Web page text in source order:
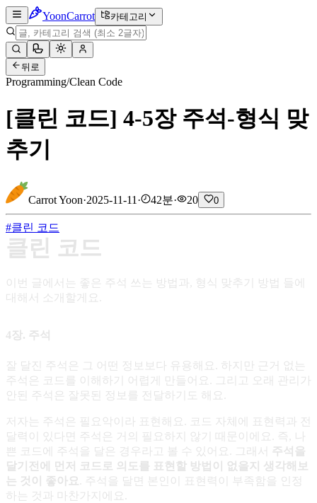
YoonCarrot 카테고리
뒤로
Programming/Clean Code
[클린 코드] 4-5장 주석-형식 맞
추기
Carrot Yoon·2025-11-11 · 42분· 20 0
#클린 코드
클린 코드
이번 글에서는 좋은 주석 쓰는 방법과, 형식 맞추기 방법 들에
대해서 소개할게요.
4장. 주석
잘 달진 주석은 그 어떤 정보보다 유용해요. 하지만 근거 없는
주석은 코드를 이해하기 어렵게 만들어요. 그리고 오래 관리가
안된 주석은 잘못된 정보를 전달하기도 해요.
저자는 주석은 필요악이라 표현해요. 코드 자체에 표현력과 전
달력이 있다면 주석은 거의 필요하지 않기 때문이에요. 즉, 나
쁜 코드에 주석을 달은 경우라고 볼 수 있어요. 그래서
주석을
달기전에 먼저 코드로 의도를 표현할 방법이 없을지 생각해보
는 것이 좋아요
. 주석을 달면 본인이 표현력이 부족함을 인정
하는 것과 마찬가지에요.